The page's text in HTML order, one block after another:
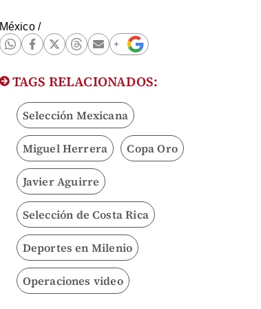
México/
TAGS RELACIONADOS:
Selección Mexicana
Miguel Herrera Copa Oro
Javier Aguirre
Selección de Costa Rica
Deportes en Milenio
Operaciones video